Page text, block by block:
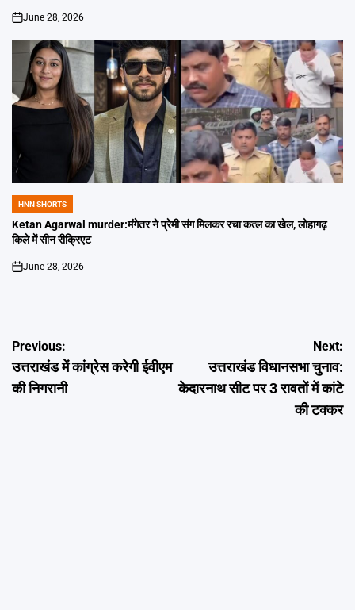
on
June 28, 2026
POSTED
IN
HNN SHORTS
Ketan Agarwal murder:मंगेतर ने प्रेमी संग मिलकर रचा कत्ल का खेल, लोहागढ़
किले में सीन रीक्रिएट
on
June 28, 2026
Post
navigation
Previous:
उत्तराखंड में कांग्रेस करेगी ईवीएम
की निगरानी
Next:
उत्तराखंड विधानसभा चुनाव:
केदारनाथ सीट पर 3 रावतों में कांटे
की टक्कर